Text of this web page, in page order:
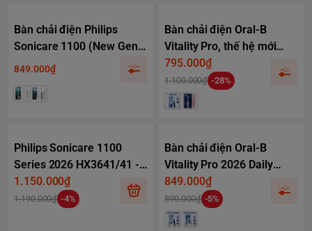
Bàn chải điện Philips
Sonicare 1100 (New Gen
2026) - Value Starter Set -
849.000₫
Bàn chải điện Oral-B
Vitality Pro, thế hệ mới
2026, 3 chế độ
795.000₫
1.100.000₫ -28%
Philips Sonicare 1100
Series 2026 HX3641/41 -
Sạc không dây - Kèm 5
đầu bàn chải
1.150.000₫
1.190.000₫ -4%
Bàn chải điện Oral-B
Vitality Pro 2026 Daily
Extra Combo, 5 đầu bàn
chải, 3 chế độ làm sạch
849.000₫
890.000₫ -5%